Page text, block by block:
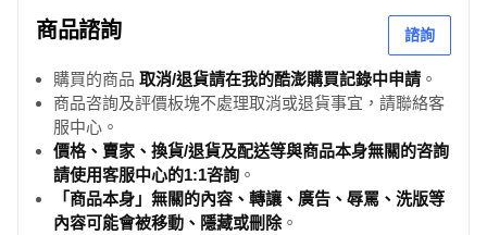
商品諮詢 諮詢
購買的商品 取消/退貨請在我的酷澎購買記錄中申請 。
商品咨詢及評價板塊不處理取消或退貨事宜，請聯絡客
服中心。
價格、賣家、換貨/退貨及配送等與商品本身無關的咨詢
請使用客服中心的1:1咨詢 。
「商品本身」無關的內容、轉讓、廣告、辱罵、洗版等
內容可能會被移動、隱藏或刪除。